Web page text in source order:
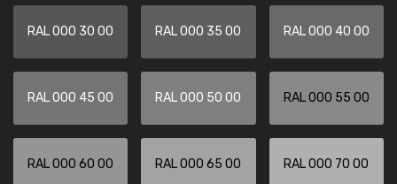
RAL 000 30 00 RAL 000 35 00 RAL 000 40 00
RAL 000 45 00 RAL 000 50 00 RAL 000 55 00
RAL 000 60 00 RAL 000 65 00 RAL 000 70 00